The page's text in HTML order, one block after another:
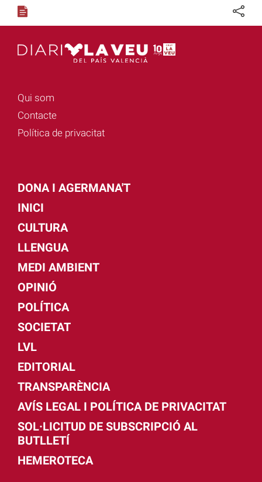
Qui som
Contacte
Política de privacitat
DONA I AGERMANA'T
INICI
CULTURA
LLENGUA
MEDI AMBIENT
OPINIÓ
POLÍTICA
SOCIETAT
LVL
EDITORIAL
TRANSPARÈNCIA
AVÍS LEGAL I POLÍTICA DE PRIVACITAT
SOL·LICITUD DE SUBSCRIPCIÓ AL
BUTLLETÍ
HEMEROTECA